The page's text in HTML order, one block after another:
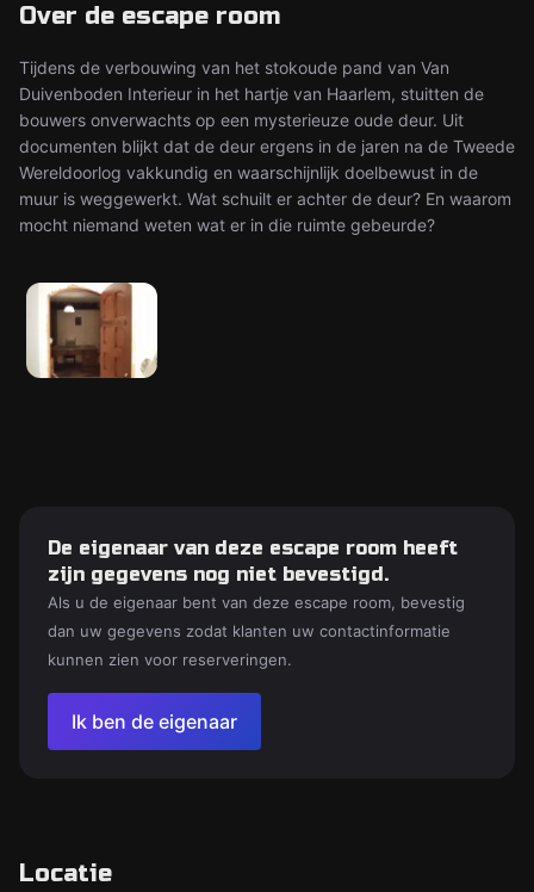
Over de escape room
Tijdens de verbouwing van het stokoude pand van Van
Duivenboden Interieur in het hartje van Haarlem, stuitten de
bouwers onverwachts op een mysterieuze oude deur. Uit
documenten blijkt dat de deur ergens in de jaren na de Tweede
Wereldoorlog vakkundig en waarschijnlijk doelbewust in de
muur is weggewerkt. Wat schuilt er achter de deur? En waarom
mocht niemand weten wat er in die ruimte gebeurde?
De eigenaar van deze escape room heeft
zijn gegevens nog niet bevestigd.
Als u de eigenaar bent van deze escape room, bevestig
dan uw gegevens zodat klanten uw contactinformatie
kunnen zien voor reserveringen.
Ik ben de eigenaar
Locatie